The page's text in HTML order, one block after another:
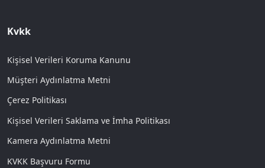
Kvkk
Kişisel Verileri Koruma Kanunu
Müşteri Aydınlatma Metni
Çerez Politikası
Kişisel Verileri Saklama ve İmha Politikası
Kamera Aydınlatma Metni
KVKK Başvuru Formu